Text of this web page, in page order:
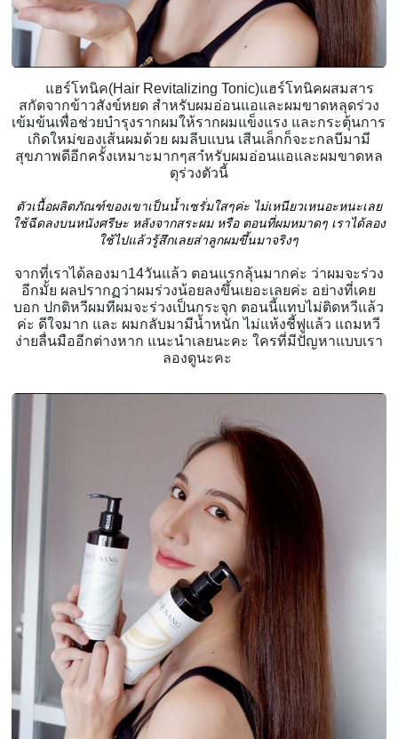
แฮร์โทนิค(Hair Revitalizing Tonic)แฮร์โทนิคผสมสาร
สกัดจากข้าวสังข์หยด สำหรับผมอ่อนแอและผมขาดหลุดร่วง
เข้มข้นเพื่อช่วยบำรุงรากผมให้รากผมแข็งแรง และกระตุ้นการ
เกิดใหม่ของเส้นผมด้วย ผมลีบแบน เสีนเล็กก็จะะกลบีมามี
สุขภาพดีอีกครั้งเหมาะมากๆสาํหรับผมอ่อนแอและผมขาดหล
ดุร่วงตัวนี้
ตัวเนื้อผลิตภัณฑ์ของเขาเป็นน้ำเซรั่มใสๆค่ะ ไม่เหนียวเหนอะหนะเลย
ใช้ฉีดลงบนหนังศรีษะ หลังจากสระผม หรือ ตอนที่ผมหมาดๆ เราได้ลอง
ใช้ไปแล้วรู้สึกเลยส่าลูกผมขึ้นมาจริงๆ
จากที่เราได้ลองมา14วันแล้ว ตอนแรกลุ้นมากค่ะ ว่าผมจะร่วง
อีกมั้ย ผลปรากฏว่าผมร่วงน้อยลงขึ้นเยอะเลยค่ะ อย่างที่เคย
บอก ปกติหวีผมทีผมจะร่วงเป็นกระจุก ตอนนี้แทบไม่ติดหวีแล้ว
ค่ะ ดีใจมาก และ ผมกลับมามีน้ำหนัก ไม่แห้งชี้ฟูแล้ว แถมหวี
ง่ายลื่นมืออีกต่างหาก แนะนำเลยนะคะ ใครที่มีปัญหาแบบเรา
ลองดูนะคะ